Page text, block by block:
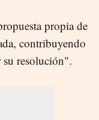
propia de
contribuyendo
resolución".